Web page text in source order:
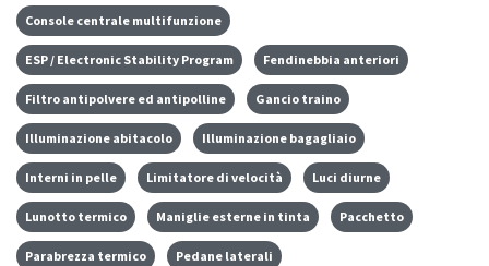
Console centrale multifunzione
ESP / Electronic Stability Program Fendinebbia anteriori
Filtro antipolvere ed antipolline Gancio traino
Illuminazione abitacolo Illuminazione bagagliaio
Interni in pelle Limitatore di velocità Luci diurne
Lunotto termico Maniglie esterne in tinta Pacchetto
Parabrezza termico Pedane laterali